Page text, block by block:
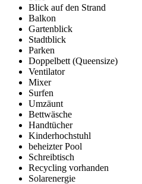
Blick auf den Strand
Balkon
Gartenblick
Stadtblick
Parken
Doppelbett (Queensize)
Ventilator
Mixer
Surfen
Umzäunt
Bettwäsche
Handtücher
Kinderhochstuhl
beheizter Pool
Schreibtisch
Recycling vorhanden
Solarenergie